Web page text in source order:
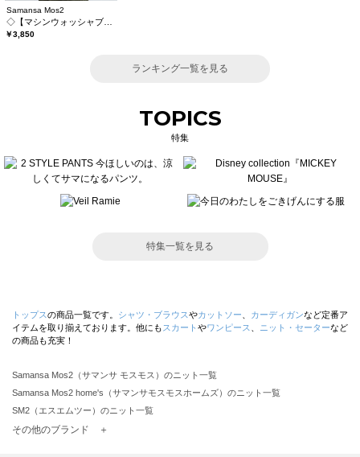
Samansa Mos2
￥3,850
ランキング一覧を見る
TOPICS
特集
特集一覧を見る
トップスの商品一覧です。 シャツ・ブラウスやカットソー カーディガンなど定番ア
イテムを取り揃えております。他にも スカート やワンピース ニット・セーターなど
の商品も充実！
Samansa Mos2（サマンサ モスモス）のニット一覧
Samansa Mos2 home's（サマンサモスモスホームズ）のニット一覧
SM2（エスエムツー）のニット一覧
TSUHARU by Samansa Mos2（ツハルバイサマンサモスモス）のニット一覧
その他のブランド ＋